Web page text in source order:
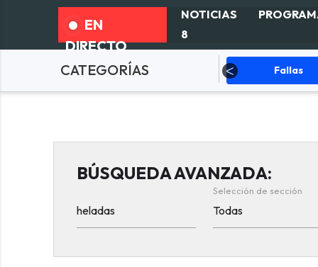
EN
DIRECTO
NOTICIAS
8
CATEGORÍASActualidad Fallas
BÚSQUEDA AVANZADA:
Selección de sección